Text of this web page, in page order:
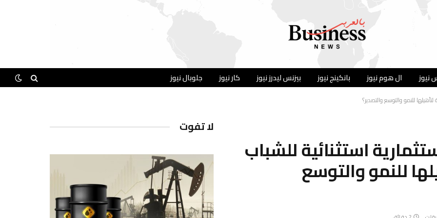
نيوز ال هوم نيوز بانكينج نيوز بيزنس ليدرز نيوز كار نيوز جلوبال نيوز
للنمو والتوسع والتصدير؟
استثنائية للشباب
للنمو والتوسع
لا تفوت